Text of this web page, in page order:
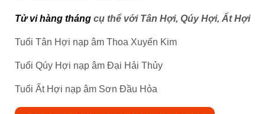
Tử vi hàng tháng cụ thể với Tân Hợi, Qúy Hợi, Ất Hợi
Tuổi Tân Hợi nạp âm Thoa Xuyến Kim
Tuổi Qúy Hợi nạp âm Đại Hải Thủy
Tuổi Ất Hợi nạp âm Sơn Đầu Hỏa